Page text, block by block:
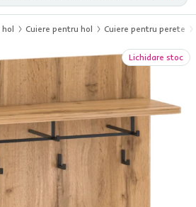
Cuiere pentru hol Cuiere pentru perete
Lichidare stoc